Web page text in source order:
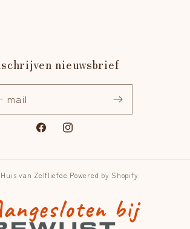
nieuwsbrief
FacebookInstagram
Huis van Zelfliefde Powered by Shopify